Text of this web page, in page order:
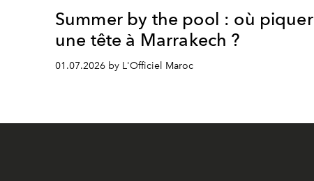
Summer by the pool : où piquer
une tête à Marrakech ?
01.07.2026 by L'Officiel Maroc